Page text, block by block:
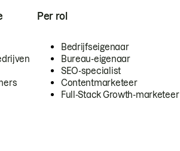
Per rol
Bedrijfseigenaar
Bureau-eigenaar
SEO-specialist
Contentmarketeer
Full-Stack Growth-marketeer